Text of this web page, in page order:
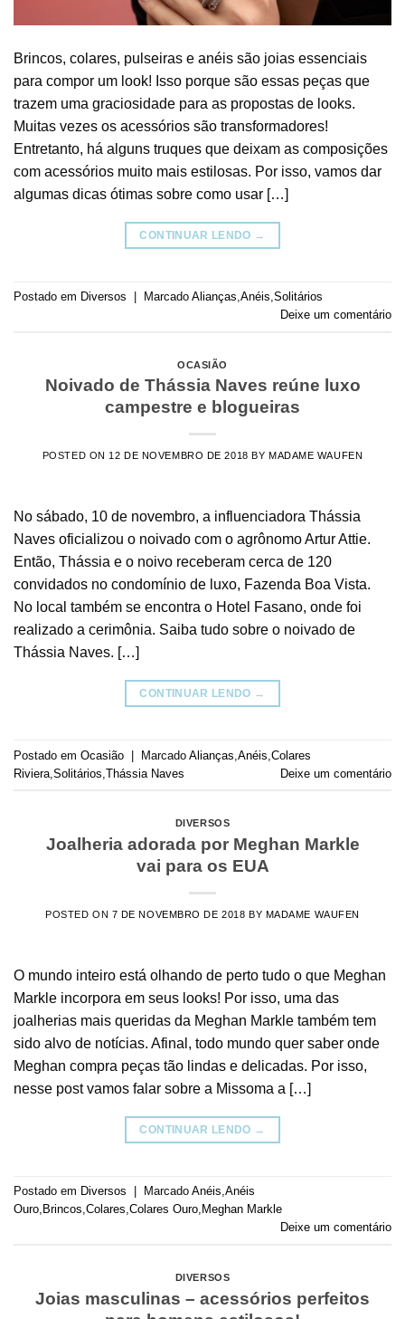
Brincos, colares, pulseiras e anéis são joias essenciais
para compor um look! Isso porque são essas peças que
trazem uma graciosidade para as propostas de looks.
Muitas vezes os acessórios são transformadores!
Entretanto, há alguns truques que deixam as composições
com acessórios muito mais estilosas. Por isso, vamos dar
algumas dicas ótimas sobre como usar […]
CONTINUAR LENDO →
Postado em Diversos Marcado Alianças Anéis Solitários
Deixe um comentário
OCASIÃO
Noivado de Thássia Naves reúne luxo
campestre e blogueiras
POSTED ON 12 DE NOVEMBRO DE 2018 BY MADAME WAUFEN
No sábado, 10 de novembro, a influenciadora Thássia
Naves oficializou o noivado com o agrônomo Artur Attie.
Então, Thássia e o noivo receberam cerca de 120
convidados no condomínio de luxo, Fazenda Boa Vista.
No local também se encontra o Hotel Fasano, onde foi
realizado a cerimônia. Saiba tudo sobre o noivado de
Thássia Naves. […]
CONTINUAR LENDO →
Postado em Ocasião | Marcado Alianças Anéis Colares
Riviera Solitários Thássia Naves Deixe um comentário
DIVERSOS
Joalheria adorada por Meghan Markle
vai para os EUA
POSTED ON 7 DE NOVEMBRO DE 2018 BY MADAME WAUFEN
O mundo inteiro está olhando de perto tudo o que Meghan
Markle incorpora em seus looks! Por isso, uma das
joalherias mais queridas da Meghan Markle também tem
sido alvo de notícias. Afinal, todo mundo quer saber onde
Meghan compra peças tão lindas e delicadas. Por isso,
nesse post vamos falar sobre a Missoma a […]
CONTINUAR LENDO →
Postado em Diversos Marcado Anéis,Anéis
Ouro, Brincos,Colares,Colares Ouro, Meghan Markle
Deixe um comentário
DIVERSOS
Joias masculinas – acessórios perfeitos